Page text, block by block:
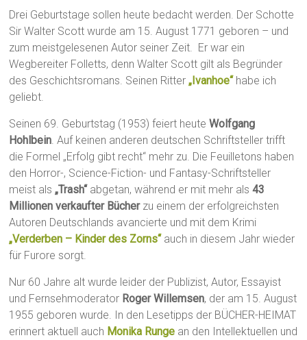
Drei Geburtstage sollen heute bedacht werden. Der Schotte
Sir Walter Scott wurde am 15. August 1771 geboren – und
zum meistgelesenen Autor seiner Zeit. Er war ein
Wegbereiter Folletts, denn Walter Scott gilt als Begründer
des Geschichtsromans. Seinen Ritter„Ivanhoe“habe ich
geliebt.
Seinen 69. Geburtstag (1953) feiert heuteWolfgang
Hohlbein. Auf keinen anderen deutschen Schriftsteller trifft
die Formel „Erfolg gibt recht“ mehr zu. Die Feuilletons haben
den Horror-, Science-Fiction- und Fantasy-Schriftsteller
meist als„Trash“abgetan, während er mit mehr als43
Millionen verkaufter Bücher zu einem der erfolgreichsten
Autoren Deutschlands avancierte und mit dem Krimi
„Verderben – Kinder des Zorns“auch in diesem Jahr wieder
für Furore sorgt.
Nur 60 Jahre alt wurde leider der Publizist, Autor, Essayist
und Fernsehmoderator Roger Willemsen, der am 15. August
1955 geboren wurde. In den Lesetipps der BÜCHER-HEIMAT
erinnert aktuell auch Monika Runge an den Intellektuellen und